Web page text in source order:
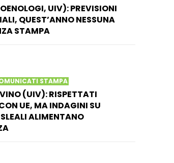
UIV): PREVISIONI
QUEST’ANNO NESSUNA
STAMPA
STAMPA
(UIV): RISPETTATI
UE, MA INDAGINI SU
ALIMENTANO